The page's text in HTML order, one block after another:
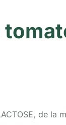
de la